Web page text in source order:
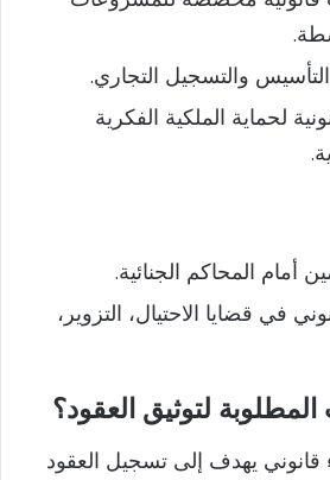
والتسجيل التجاري.
لحماية الملكية الفكرية
أمام المحاكم الجنائية.
في قضايا الاحتيال، التزوير،
لتوثيق العقود؟
قانوني يهدف إلى تسجيل العقود